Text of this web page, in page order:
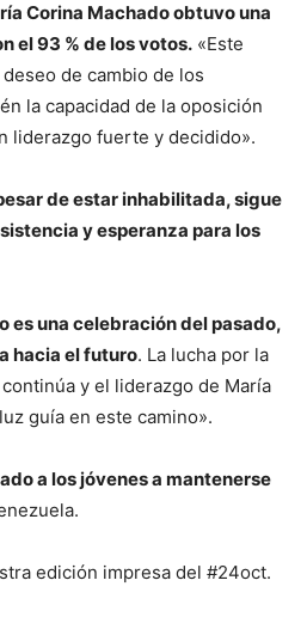
Corina Machado obtuvo una
el 93 % de los votos. «Este
de cambio de los
la capacidad de la oposición
liderazgo fuerte y decidido».
de estar inhabilitada, sigue
y esperanza para los
es una celebración del pasado,
hacia el futuro. La lucha por la
y el liderazgo de María
guía en este camino».
a los jóvenes a mantenerse
edición impresa del #24oct.